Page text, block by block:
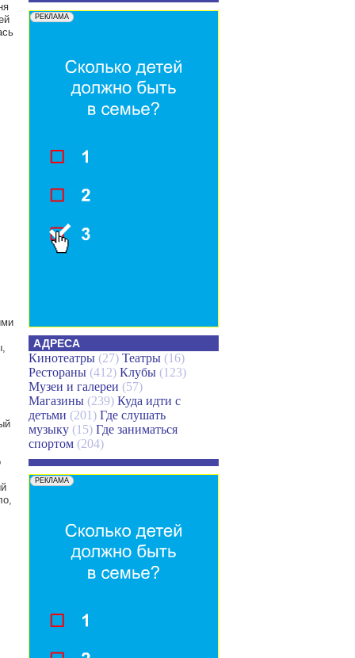
АДРЕСА
Кинотеатры(27) Театры(16)
Рестораны(412) Клубы(123)
Музеи и галереи (57)
Магазины(239) Куда идти с
детьми (201) Где слушать
музыку(15) Где заниматься
спортом(204)